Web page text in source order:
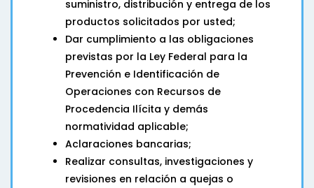
suministro, distribución y entrega de los
productos solicitados por usted;
Dar cumplimiento a las obligaciones
previstas por la Ley Federal para la
Prevención e Identificación de
Operaciones con Recursos de
Procedencia Ilícita y demás
normatividad aplicable;
Aclaraciones bancarias;
Realizar consultas, investigaciones y
revisiones en relación a quejas o